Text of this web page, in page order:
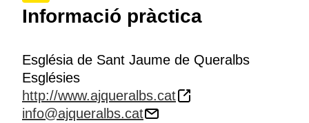
Informació pràctica
Església de Sant Jaume de Queralbs
Esglésies
http://www.ajqueralbs.cat
info@ajqueralbs.cat